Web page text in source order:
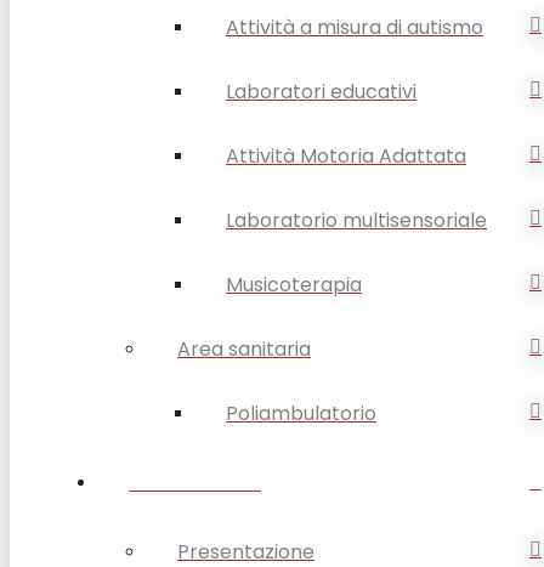
Attività a misura di autismo
Laboratori educativi
Attività Motoria Adattata
Laboratorio multisensoriale
Musicoterapia
Area sanitaria
Poliambulatorio
Presentazione